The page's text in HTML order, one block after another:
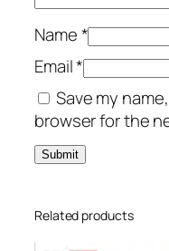
Name*
Email*
Save my
browser for the
Related products